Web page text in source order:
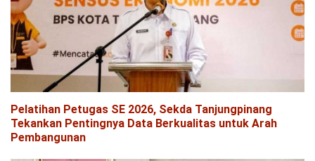
Pelatihan Petugas SE 2026, Sekda Tanjungpinang
Tekankan Pentingnya Data Berkualitas untuk Arah
Pembangunan